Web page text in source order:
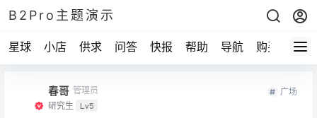
B2Pro主题演示
星球 小店 供求 问答 快报 帮助 导航 购买
春哥 管理员
研究生
Lv5
广场